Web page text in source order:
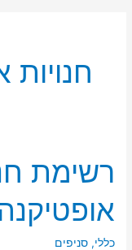
חנויות
רשימת
כללי,סניפים
רשימת
חנויות
סניפי
אופטיקנה